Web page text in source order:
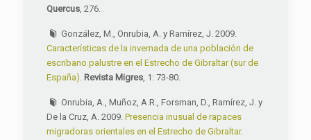
Quercus, 276.
González, M., Onrubia, A. y Ramírez, J. 2009.
Características de la invernada de una población de
escribano palustre en el Estrecho de Gibraltar (sur de
España). Revista Migres, 1: 73-80.
Onrubia, A., Muñoz, A.R., Forsman, D., Ramírez, J. y
De la Cruz, A. 2009. Presencia inusual de rapaces
migradoras orientales en el Estrecho de Gibraltar.